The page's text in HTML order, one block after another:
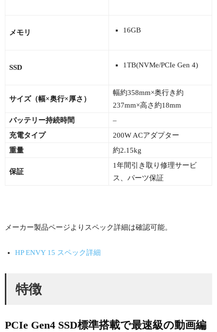
メモリ 16GB
SSD 1TB(NVMe/PCIe Gen 4)
サイズ（幅×奥行×厚さ）
幅約358mm×奥行き約
237mm×高さ約18mm
バッテリー持続時間
–
充電タイプ
200W ACアダプター
重量
約2.15kg
保証
1年間引き取り修理サービ
ス、パーツ保証
メーカー製品ページよりスペック詳細は確認可能。
HP ENVY 15 スペック詳細
特徴
PCIe Gen4 SSD標準搭載で最速級の動画編